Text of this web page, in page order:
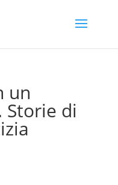
un
Storie di